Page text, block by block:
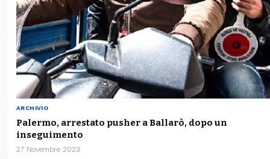
ARCHIVIO
Palermo, arrestato pusher a Ballarò, dopo un
inseguimento
27 Novembre 2023